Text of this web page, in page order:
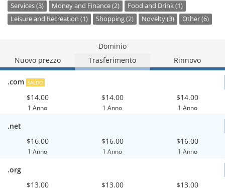
Services (3)
Money and Finance (2)
Food and Drink (1)
Leisure and Recreation (1)
Shopping (2) Novelty (3) Other (6)
Dominio
Nuovo prezzo
Trasferimento Rinnovo
.com SALDO
$14.00
1 Anno
$14.00
1 Anno
$14.00
1 Anno
.net
$16.00
1 Anno
$16.00
1 Anno
$16.00
1 Anno
.org
$13.00
$13.00 $13.00